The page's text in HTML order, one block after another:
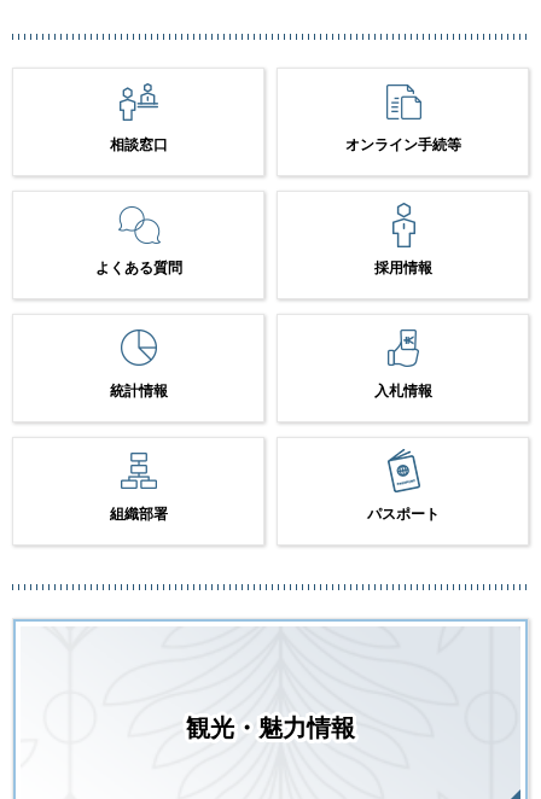
相談窓口 オンライン手続等
よくある質問 採用情報
統計情報 入札情報
組織部署 パスポート
観光・魅力情報